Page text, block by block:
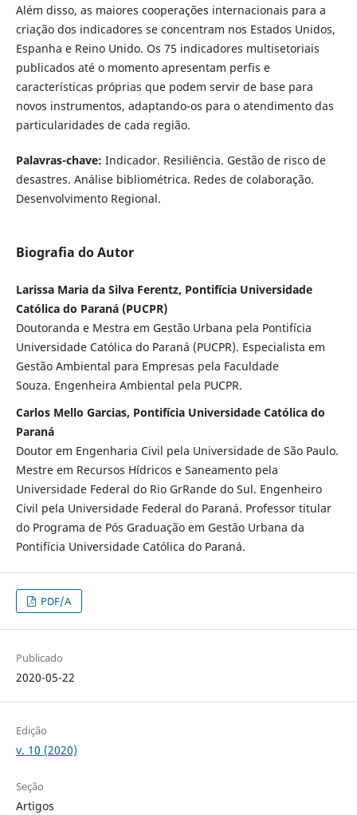
Além disso, as maiores cooperações internacionais para a
criação dos indicadores se concentram nos Estados Unidos,
Espanha e Reino Unido. Os 75 indicadores multisetoriais
publicados até o momento apresentam perfis e
características próprias que podem servir de base para
novos instrumentos, adaptando-os para o atendimento das
particularidades de cada região.
Palavras-chave: Indicador. Resiliência. Gestão de risco de
desastres. Análise bibliométrica. Redes de colaboração.
Desenvolvimento Regional.
Biografia do Autor
Larissa Maria da Silva Ferentz, Pontifícia Universidade
Católica do Paraná (PUCPR)
Doutoranda e Mestra em Gestão Urbana pela Pontifícia
Universidade Católica do Paraná (PUCPR). Especialista em
Gestão Ambiental para Empresas pela Faculdade
Souza. Engenheira Ambiental pela PUCPR.
Carlos Mello Garcias, Pontifícia Universidade Católica do
Paraná
Doutor em Engenharia Civil pela Universidade de São Paulo.
Mestre em Recursos Hídricos e Saneamento pela
Universidade Federal do Rio GrRande do Sul. Engenheiro
Civil pela Universidade Federal do Paraná. Professor titular
do Programa de Pós Graduação em Gestão Urbana da
Pontifícia Universidade Católica do Paraná.
PDF/A
Publicado
2020-05-22
Edição
v. 10 (2020)
Seção
Artigos